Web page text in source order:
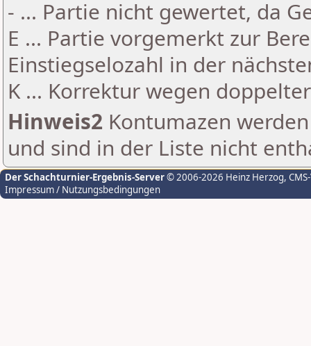
- ... Partie nicht gewertet, da
E ... Partie vorgemerkt zur
Einstiegselozahl in der
K ... Korrektur wegen
Hinweis2 Kontumazen
und sind in der Liste nicht
Der Schachturnier-Ergebnis-Server© 2006-2026 Heinz Herzog,
Impressum / Nutzungsbedingungen